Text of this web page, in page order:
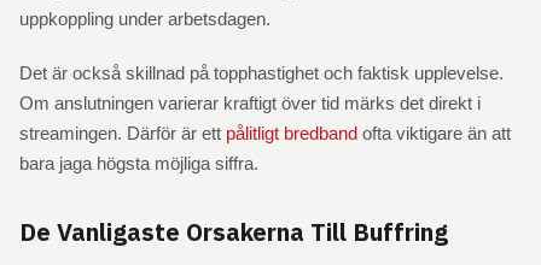
uppkoppling under arbetsdagen.
Det är också skillnad på topphastighet och faktisk upplevelse.
Om anslutningen varierar kraftigt över tid märks det direkt i
streamingen. Därför är ett pålitligt bredband ofta viktigare än att
bara jaga högsta möjliga siffra.
De Vanligaste Orsakerna Till Buffring